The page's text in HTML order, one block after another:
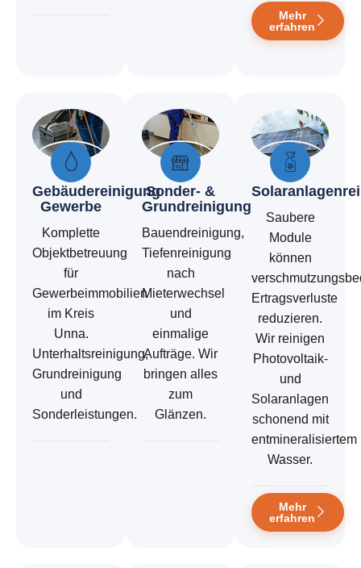
Mehr
erfahren
Gebäudereinigung
Gewerbe
Komplette
Objektbetreuung
für
Gewerbeimmobilien
im Kreis
Unna.
Unterhaltsreinigung,
Grundreinigung
und
Sonderleistungen.
Sonder- &
Grundreinigung
Bauendreinigung,
Tiefenreinigung
nach
Mieterwechsel
und
einmalige
Aufträge. Wir
bringen alles
zum
Glänzen.
Saubere
Module
können
Ertragsverluste
reduzieren.
Wir reinigen
Photovoltaik-
und
Solaranlagen
schonend mit
entmineralisiertem
Wasser.
Mehr
erfahren